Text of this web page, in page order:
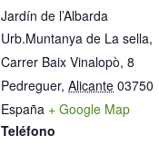
Jardín de l’Albarda
Urb.Muntanya de La sella,
Carrer Baix Vinalopò, 8
Pedreguer, Alicante 03750
España + Google Map
Teléfono